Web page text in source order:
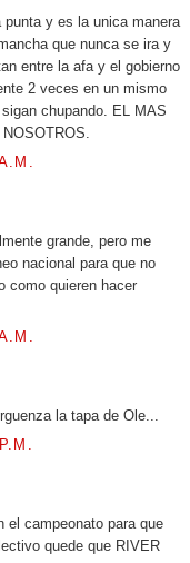
punta y es la unica manera
que nunca se ira y
entre la afa y el gobierno
2 veces en un mismo
chupando. EL MAS
grande, pero me
nacional para que no
como quieren hacer
la tapa de Ole...
el campeonato para que
quede que RIVER